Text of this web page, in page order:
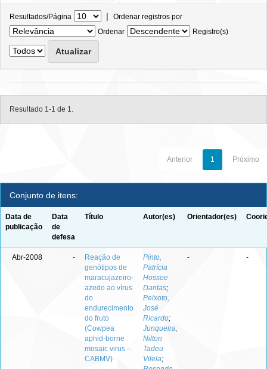
Resultados/Página | Ordenar registros por
Ordenar
Registro(s)
Resultado 1-1 de 1.
Anterior 1 Próximo
Conjunto de itens:
Data de
publicação
Data
de
defesa
Título Autor(es) Orientador(es)
Abr-2008 -
Reação de
genótipos de
maracujazeiro-
azedo ao vírus
do
endurecimento
do fruto
(Cowpea
aphid-borne
mosaic virus –
CABMV)
Pinto,
Patrícia
Hossoe
Dantas;
Peixoto,
José
Ricardo;
Junqueira,
Nilton
Tadeu
Vilela;
- -